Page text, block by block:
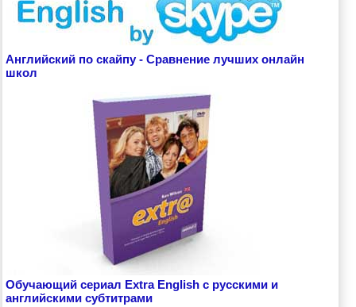
Английский по скайпу - Сравнение лучших онлайн
школ
Обучающий сериал Extra English с русскими и
английскими субтитрами